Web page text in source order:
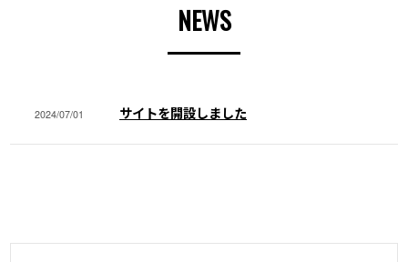
NEWS
2024/07/01 サイトを開設しました